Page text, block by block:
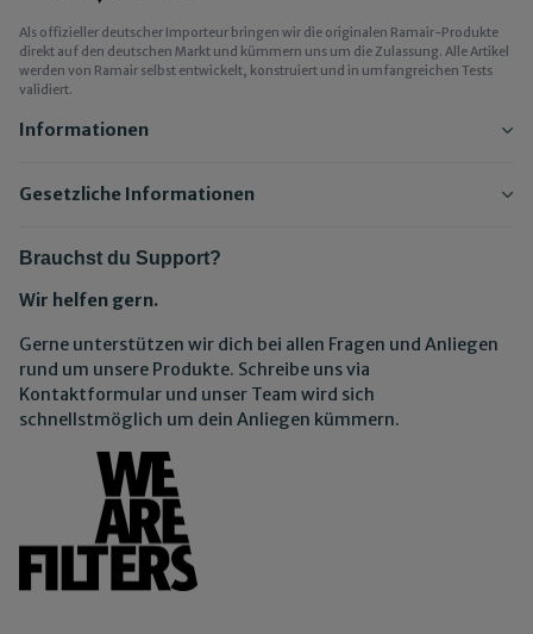
Als offizieller deutscher Importeur bringen wir die originalen Ramair-Produkte
direkt auf den deutschen Markt und kümmern uns um die Zulassung. Alle Artikel
werden von Ramair selbst entwickelt, konstruiert und in umfangreichen Tests
validiert.
Informationen
Gesetzliche Informationen
Brauchst du Support?
Wir helfen gern.
Gerne unterstützen wir dich bei allen Fragen und Anliegen
rund um unsere Produkte. Schreibe uns via
Kontaktformular und unser Team wird sich
schnellstmöglich um dein Anliegen kümmern.